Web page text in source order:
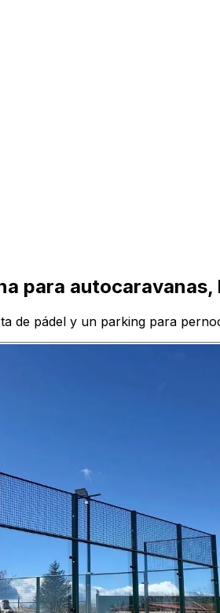
para
de pádel y un parking para